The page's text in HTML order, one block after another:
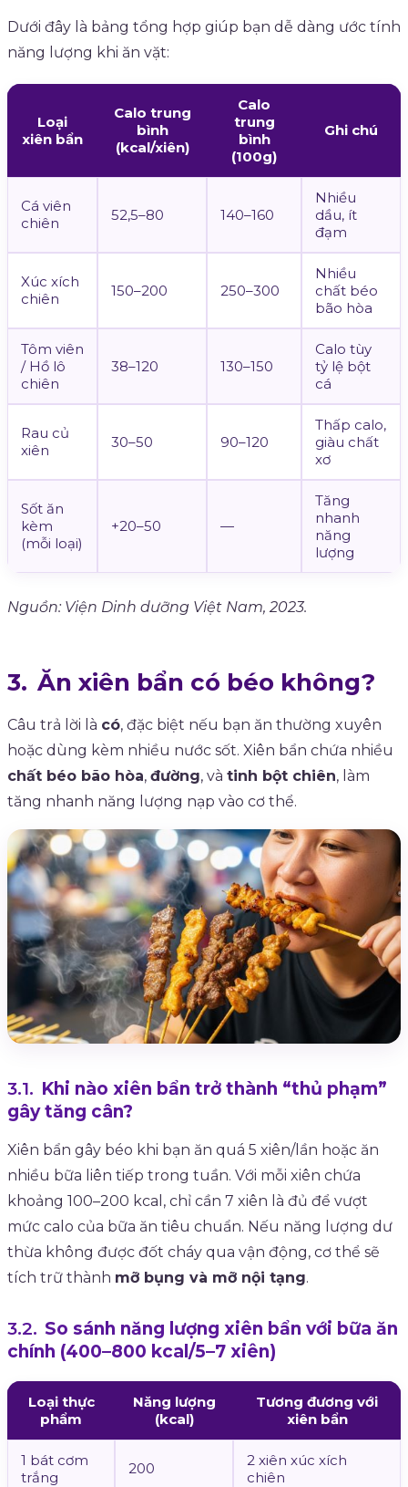
Dưới đây là bảng tổng hợp giúp bạn dễ dàng ước tính
năng lượng khi ăn vặt:
Loại
xiên bẩn
Calo trung
bình
(kcal/xiên)
Calo
trung
bình
(100g)
Ghi chú
Cá viên
chiên
52,5–80 140–160
Nhiều
dầu, ít
đạm
Xúc xích
chiên
150–200 250–300
Nhiều
chất béo
bão hòa
Tôm viên
/ Hồ lô
chiên
38–120 130–150
Calo tùy
tỷ lệ bột
cá
Rau củ
xiên
30–50 90–120
Thấp calo,
giàu chất
xơ
Sốt ăn
kèm
(mỗi loại)
+20–50 —
Tăng
nhanh
năng
lượng
Nguồn: Viện Dinh dưỡng Việt Nam, 2023.
Ăn xiên bẩn có béo không?
Câu trả lời là có, đặc biệt nếu bạn ăn thường xuyên
hoặc dùng kèm nhiều nước sốt. Xiên bẩn chứa nhiều
chất béo bão hòa, đường, và tinh bột chiên, làm
tăng nhanh năng lượng nạp vào cơ thể.
Khi nào xiên bẩn trở thành “thủ phạm”
gây tăng cân?
Xiên bẩn gây béo khi bạn ăn quá 5 xiên/lần hoặc ăn
nhiều bữa liên tiếp trong tuần. Với mỗi xiên chứa
khoảng 100–200 kcal, chỉ cần 7 xiên là đủ để vượt
mức calo của bữa ăn tiêu chuẩn. Nếu năng lượng dư
thừa không được đốt cháy qua vận động, cơ thể sẽ
tích trữ thành mỡ bụng và mỡ nội tạng.
So sánh năng lượng xiên bẩn với bữa ăn
chính (400–800 kcal/5–7 xiên)
Loại thực
phẩm
Năng lượng
(kcal)
Tương đương với
xiên bẩn
1 bát cơm
trắng
200
2 xiên xúc xích
chiên